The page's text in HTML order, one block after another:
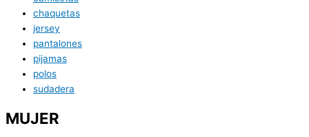
chaquetas
jersey
pantalones
pijamas
polos
sudadera
MUJER